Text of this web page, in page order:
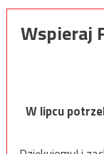
Wspieraj
W lipcu